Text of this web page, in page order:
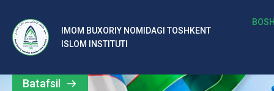
IMOM BUXORIY NOMIDAGI TOSHKENT
ISLOM INSTITUTI
b
al
Barcha
yangiliklar
Batafsil